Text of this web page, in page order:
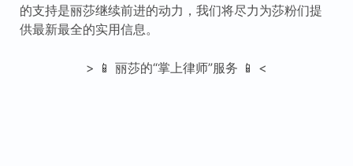
的支持是丽莎继续前进的动力，我们将尽力为莎粉们提
供最新最全的实用信息。
> 📱 丽莎的“掌上律师”服务 📱 <